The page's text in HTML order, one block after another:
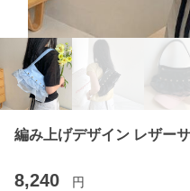
編み上げデザイン レザー
8,240 円